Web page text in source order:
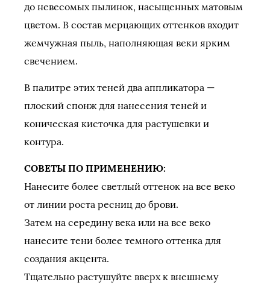
до невесомых пылинок, насыщенных матовым
цветом. В состав мерцающих оттенков входит
жемчужная пыль, наполняющая веки ярким
свечением.
В палитре этих теней два аппликатора —
плоский спонж для нанесения теней и
коническая кисточка для растушевки и
контура.
СОВЕТЫ ПО ПРИМЕНЕНИЮ:
Нанесите более светлый оттенок на все веко
от линии роста ресниц до брови.
Затем на середину века или на все веко
нанесите тени более темного оттенка для
создания акцента.
Тщательно растушуйте вверх к внешнему